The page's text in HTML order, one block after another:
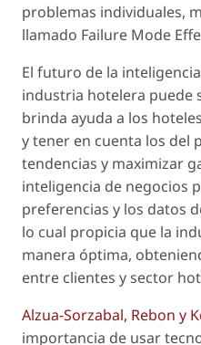
problemas individuales,
llamado Failure Mode
El futuro de la
industria hotelera puede
brinda ayuda a los
y tener en cuenta los del
tendencias y maximizar
inteligencia de negocios
preferencias y los datos
lo cual propicia que la
manera óptima,
entre clientes y sector
Alzua-Sorzabal, Rebon y
importancia de usar